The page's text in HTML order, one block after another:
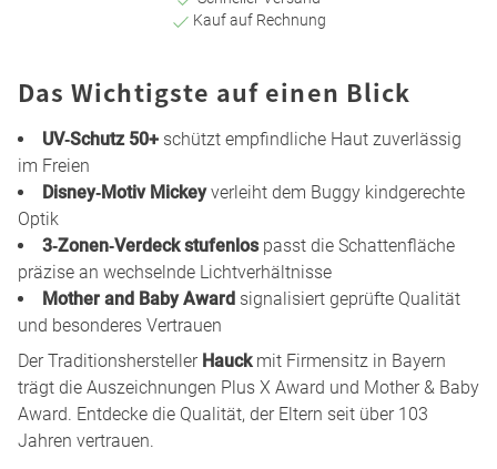
Kauf auf Rechnung
Das Wichtigste auf einen Blick
UV‑Schutz 50+ schützt empfindliche Haut zuverlässig
im Freien
Disney‑Motiv Mickeyverleiht dem Buggy kindgerechte
Optik
3‑Zonen‑Verdeck stufenlospasst die Schattenfläche
präzise an wechselnde Lichtverhältnisse
Mother and Baby Award signalisiert geprüfte Qualität
und besonderes Vertrauen
Der Traditionshersteller Hauckmit Firmensitz in Bayern
trägt die Auszeichnungen Plus X Award und Mother & Baby
Award. Entdecke die Qualität, der Eltern seit über 103
Jahren vertrauen.